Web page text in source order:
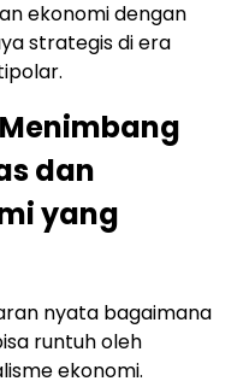
ekonomi dengan
strategis di era
dan
yang
nyata bagaimana
runtuh oleh
ekonomi.